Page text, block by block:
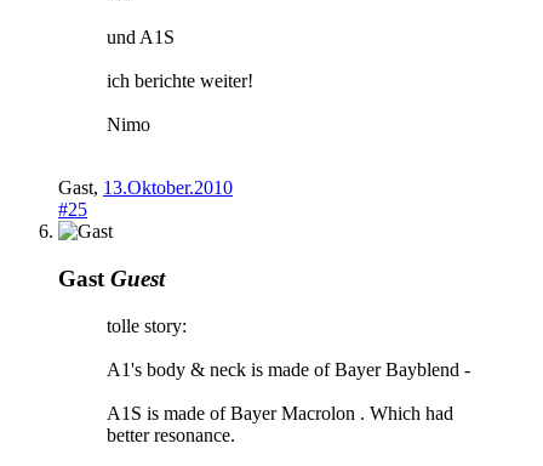
und A1S
ich berichte weiter!
Nimo
Gast, 13.Oktober.2010
#25
Gast Guest
tolle story:
A1's body & neck is made of Bayer Bayblend -
A1S is made of Bayer Macrolon . Which had
better resonance.